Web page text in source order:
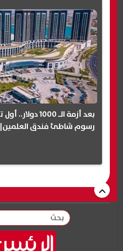
بعد أزمة الـ
رسوم شاطئ فندق
بحث